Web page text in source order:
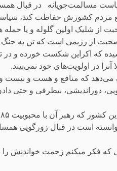
مسالمت‌جویانه در قبال
مردم کشورش حفاظت کند،
از شلیک اولین گلوله و یا حمله
از رژیمی است که تن به جنگ
رسیده که اکراین شکست خورده و
در اولویت‌های خود نمی‌بیند.
می‌دهد که منافع و هست و نیست
دوراندیشی، بیطرفی و حتی
است در قبال زورگویی
فکر میکنم زحمت خواندنش را